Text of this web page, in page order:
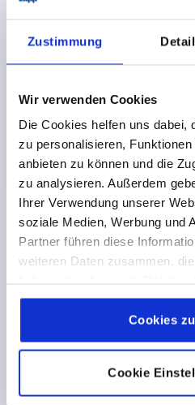
Zustimmung
Wir verwenden Cookies
Die Cookies helfen uns dabei,
zu personalisieren,
anbieten zu können und die
zu analysieren. Außerdem
Ihrer Verwendung unserer
soziale Medien, Werbung und
Partner führen diese
weiteren Daten zusammen,
gesammelt haben.Cookie
Datenschutz|
Cookies
Cookie
ZÄHNEZAHL =20
Bestellnummer:K0124.9206X50
21,88 €
zzgl. Versandkosten
EDELSTAHL, ELEKTROLYTISCH
KOMP:EDELSTAHL
D1=18,5
D2=19 B=10